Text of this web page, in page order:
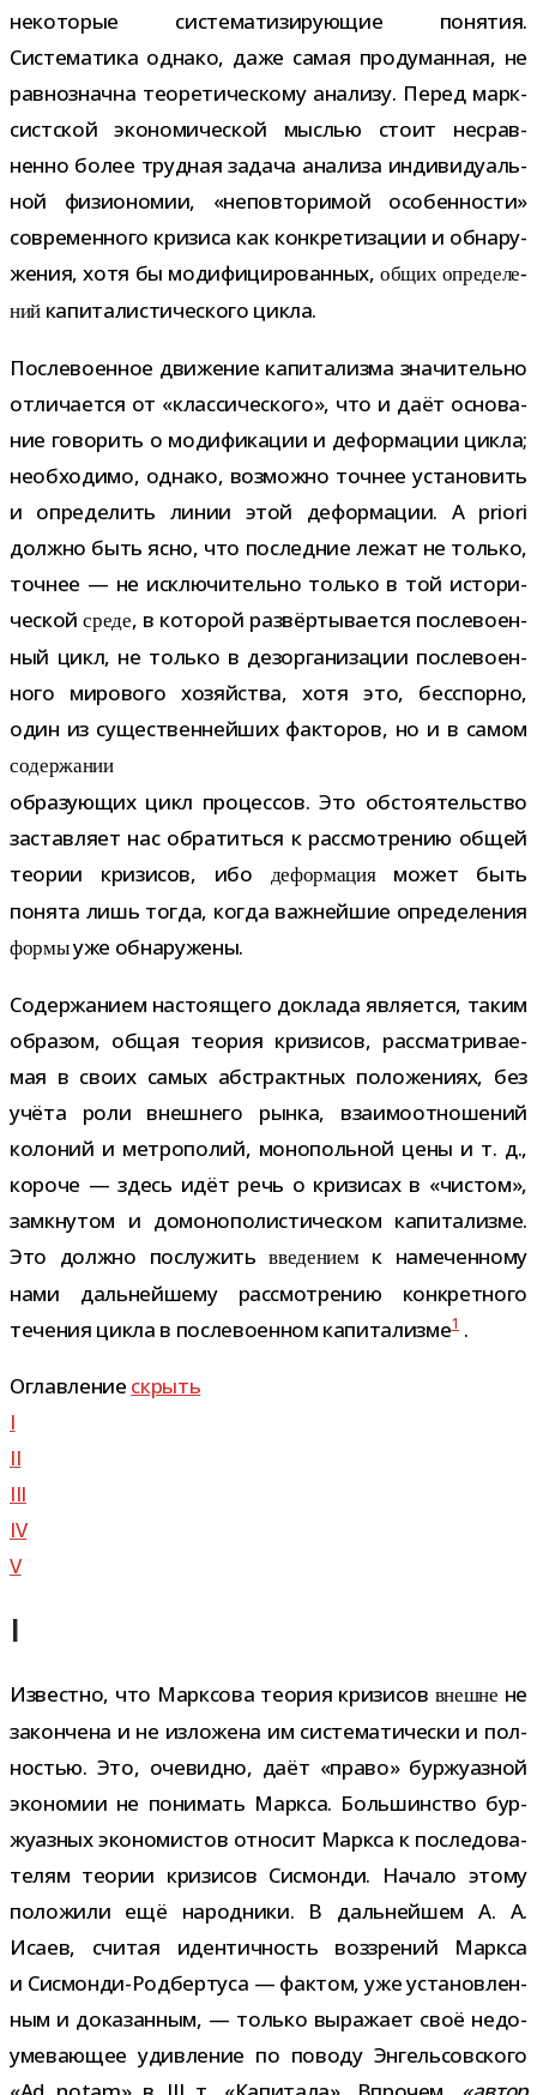
неко­то­рые систе­ма­ти­зи­ру­ю­щие поня­тия.
Систематика однако, даже самая про­ду­ман­ная, не
рав­но­значна тео­ре­ти­че­скому ана­лизу. Перед марк­
сист­ской эко­но­ми­че­ской мыс­лью стоит несрав­
ненно более труд­ная задача ана­лиза инди­ви­ду­аль­
ной физио­но­мии, «непо­вто­ри­мой осо­бен­но­сти»
совре­мен­ного кри­зиса как кон­кре­ти­за­ции и обна­ру­
же­ния, хотя бы моди­фи­ци­ро­ван­ных, общих опре­де­ле­
нийкапи­та­ли­сти­че­ского цикла.
Послевоенное дви­же­ние капи­та­лизма зна­чи­тельно
отли­ча­ется от «клас­си­че­ского», что и даёт осно­ва­
ние гово­рить о моди­фи­ка­ции и дефор­ма­ции цикла;
необ­хо­димо, однако, воз­можно точ­нее уста­но­вить
и опре­де­лить линии этой дефор­ма­ции. A priori
должно быть ясно, что послед­ние лежат не только,
точ­нее — не исклю­чи­тельно только в той исто­ри­
че­скойсреде, в кото­рой раз­вёр­ты­ва­ется после­во­ен­
ный цикл, не только в дез­ор­га­ни­за­ции после­во­ен­
ного миро­вого хозяй­ства, хотя это, бес­спорно,
один из суще­ствен­ней­ших фак­то­ров, но и в самом
содер­жа­нии
обра­зу­ю­щих цикл про­цес­сов. Это обсто­я­тель­ство
застав­ляет нас обра­титься к рас­смот­ре­нию общей
тео­рии кри­зи­сов, ибо
дефор­ма­цияможет быть
понята лишь тогда, когда важ­ней­шие опре­де­ле­ния
формыуже обнаружены.
Содержанием насто­я­щего доклада явля­ется, таким
обра­зом, общая тео­рия кри­зи­сов, рас­смат­ри­ва­е­
мая в своих самых абстракт­ных поло­же­ниях, без
учёта роли внеш­него рынка, вза­и­мо­от­но­ше­ний
коло­ний и мет­ро­по­лий, моно­поль­ной цены и т. д.,
короче — здесь идёт речь о кри­зи­сах в «чистом»,
замкну­том и домо­но­по­ли­сти­че­ском капи­та­лизме.
Это должно послу­житьвве­де­ниемк наме­чен­ному
нами даль­ней­шему рас­смот­ре­нию кон­крет­ного
тече­ния цикла в после­во­ен­ном капи­та­лизме1 .
Оглавление скрыть
I
II
III
IV
V
I
Известно, что Марксова тео­рия кри­зи­сов внешне не
закон­чена и не изло­жена им систе­ма­ти­че­ски и пол­
но­стью. Это, оче­видно, даёт «право» бур­жу­аз­ной
эко­но­мии не пони­мать Маркса. Большинство бур­
жу­аз­ных эко­но­ми­стов отно­сит Маркса к после­до­ва­
те­лям тео­рии кри­зи­сов Сисмонди. Начало этому
поло­жили ещё народ­ники. В даль­ней­шем А. А.
Исаев, счи­тая иден­тич­ность воз­зре­ний Маркса
и Сисмонди-​Родбертуса — фак­том, уже уста­нов­лен­
ным и дока­зан­ным, — только выра­жает своё недо­
уме­ва­ю­щее удив­ле­ние по поводу Энгельсовского